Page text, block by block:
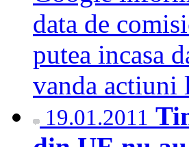
data de
putea incasa
vanda
19.01.2011